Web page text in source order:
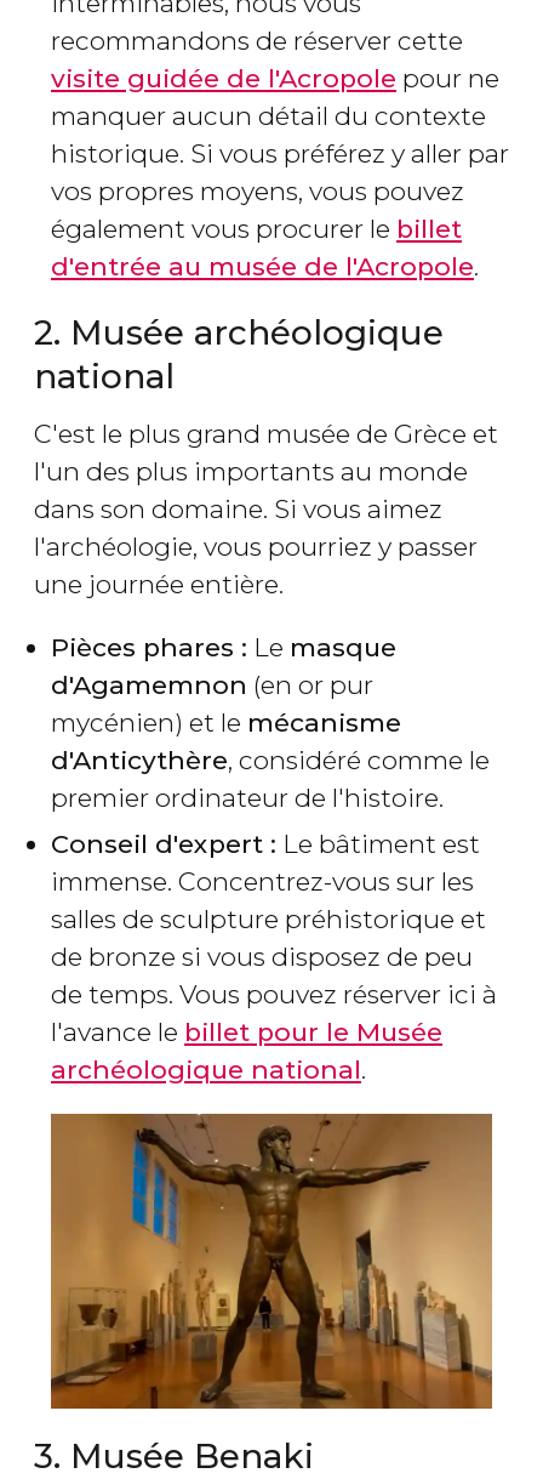
recommandons de réserver cette
visite guidée de l'Acropole pour ne
manquer aucun détail du contexte
historique. Si vous préférez y aller par
vos propres moyens, vous pouvez
également vous procurer le billet
d'entrée au musée de l'Acropole.
2. Musée archéologique
national
C'est le plus grand musée de Grèce et
l'un des plus importants au monde
dans son domaine. Si vous aimez
l'archéologie, vous pourriez y passer
une journée entière.
Pièces phares : Le masque
d'Agamemnon (en or pur
mycénien) et le mécanisme
d'Anticythère, considéré comme le
premier ordinateur de l'histoire.
Conseil d'expert : Le bâtiment est
immense. Concentrez-vous sur les
salles de sculpture préhistorique et
de bronze si vous disposez de peu
de temps. Vous pouvez réserver ici à
l'avance le billet pour le Musée
archéologique national.
3. Musée Benaki